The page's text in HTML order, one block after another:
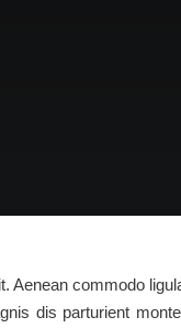
Aenean commodo
dis parturient